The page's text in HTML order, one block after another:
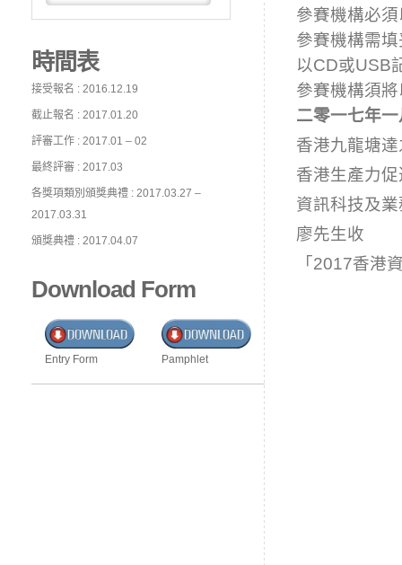
時間表
接受報名 : 2016.12.19
截止報名 : 2017.01.20
評審工作 : 2017.01 – 02
最終評審 : 2017.03
各獎項類別頒獎典禮 : 2017.03.27 –
2017.03.31
頒獎典禮 : 2017.04.07
Download Form
Entry Form Pamphlet
參賽機構必
參賽機構需
以CD或USB
參賽機構須
二零一七年
香港九龍塘
香港生產力
資訊科技及
廖先生收
「2017香港